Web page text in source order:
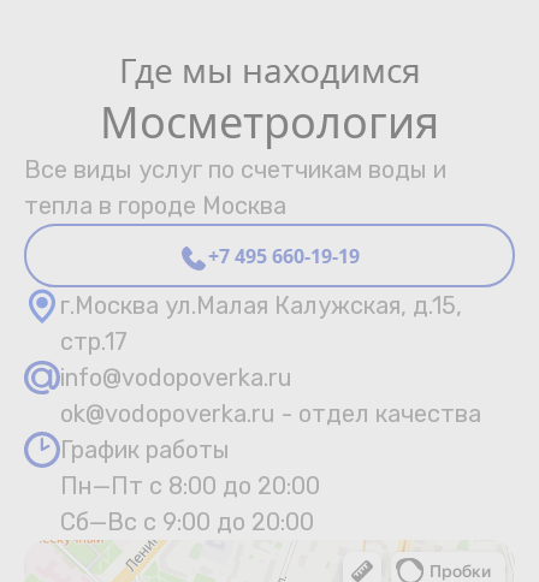
Где мы находимся
Мосметрология
Все виды услуг по счетчикам воды и
тепла в городе Москва
+7 495 660-19-19
г.Москва ул.Малая Калужская, д.15,
стр.17
info@vodopoverka.ru
ok@vodopoverka.ru - отдел качества
График работы
Пн—Пт с 8:00 до 20:00
Сб—Вс с 9:00 до 20:00